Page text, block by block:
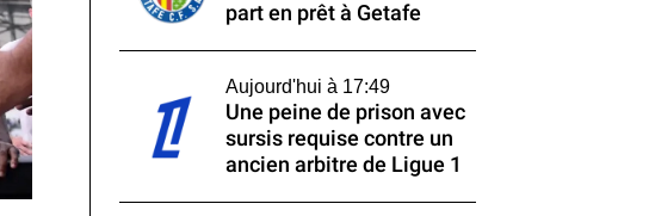
part en prêt à Getafe
Aujourd'hui à 17:49
Une peine de prison avec
sursis requise contre un
ancien arbitre de Ligue 1